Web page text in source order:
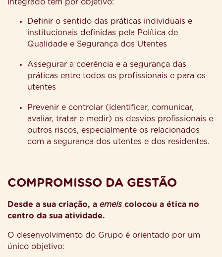
integrado tem por objetivo:
Definir o sentido das práticas individuais e
institucionais definidas pela Política de
Qualidade e Segurança dos Utentes
Assegurar a coerência e a segurança das
práticas entre todos os profissionais e para os
utentes
Prevenir e controlar (identificar, comunicar,
avaliar, tratar e medir) os desvios profissionais e
outros riscos, especialmente os relacionados
com a segurança dos utentes e dos residentes.
COMPROMISSO DA GESTÃO
Desde a sua criação, a emeis colocou a ética no
centro da sua atividade.
O desenvolvimento do Grupo é orientado por um
único objetivo: